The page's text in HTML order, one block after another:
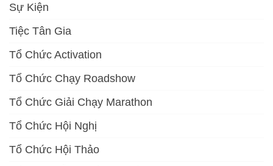
Sự Kiện
Tiệc Tân Gia
Tổ Chức Activation
Tổ Chức Chạy Roadshow
Tổ Chức Giải Chạy Marathon
Tổ Chức Hội Nghị
Tổ Chức Hội Thảo